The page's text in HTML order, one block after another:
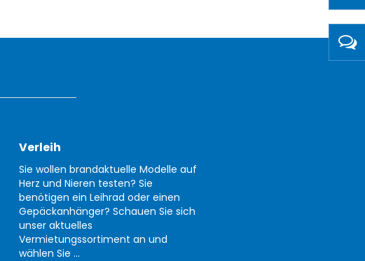
Verleih
Sie wollen brandaktuelle Modelle auf
Herz und Nieren testen? Sie
benötigen ein Leihrad oder einen
Gepäckanhänger? Schauen Sie sich
unser aktuelles
Vermietungssortiment an und
wählen Sie ...